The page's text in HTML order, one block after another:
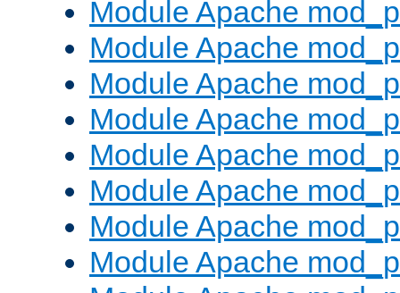
Module Apache
Module Apache
Module Apache
Module Apache
Module Apache
Module Apache
Module Apache
Module Apache